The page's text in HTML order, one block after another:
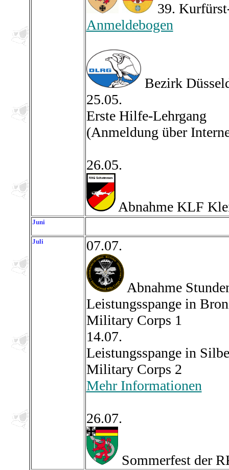
39.
Anmeldebogen
Bezirk
25.05.
Erste Hilfe-Lehrgang
(Anmeldung über
26.05.
Abnahme KLF
Juni
Juli 07.07.
Abnahme
Leistungsspange in
Military Corps 1
14.07.
Leistungsspange in
Military Corps 2
Mehr Informationen
26.07.
Sommerfest der